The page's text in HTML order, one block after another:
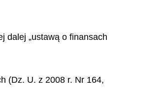
dalej „ustawą o finansach
(Dz. U. z 2008 r. Nr 164,